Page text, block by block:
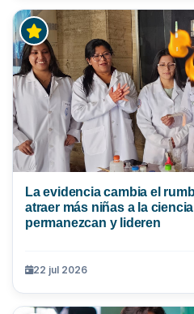
La evidencia cambia el
atraer más niñas a la
permanezcan y lideren
22 jul 2026